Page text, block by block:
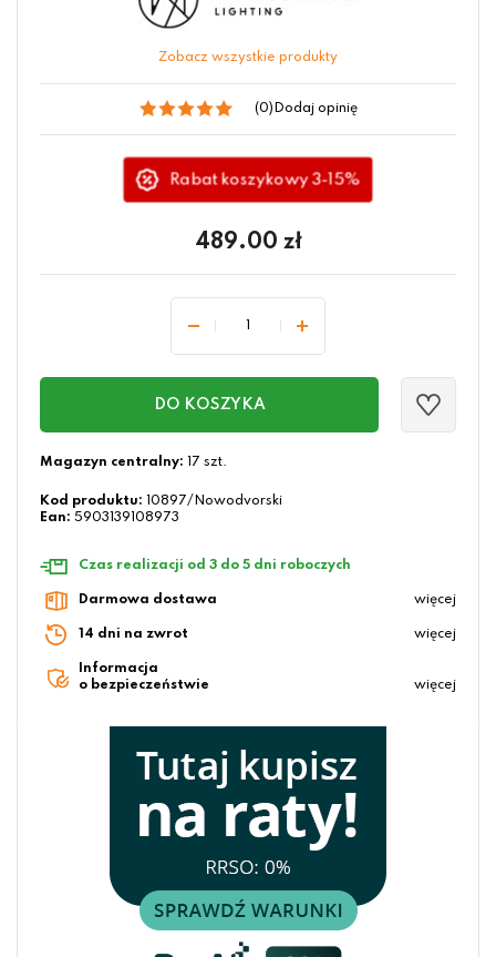
Zobacz wszystkie produkty
(0) Dodaj opinię
Rabat koszykowy 3-15%
489.00 zł
DO KOSZYKA
Magazyn centralny: 17 szt.
Kod produktu:
10897/Nowodvorski
Ean: 5903139108973
Czas realizacji od 3 do 5 dni roboczych
Darmowa dostawa więcej
14 dni na zwrot więcej
Informacja
o bezpieczeństwie
więcej